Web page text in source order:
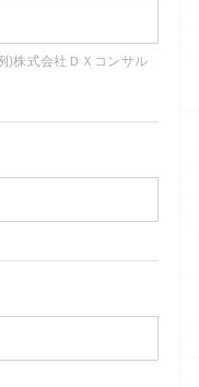
)株式会社ＤＸコンサル